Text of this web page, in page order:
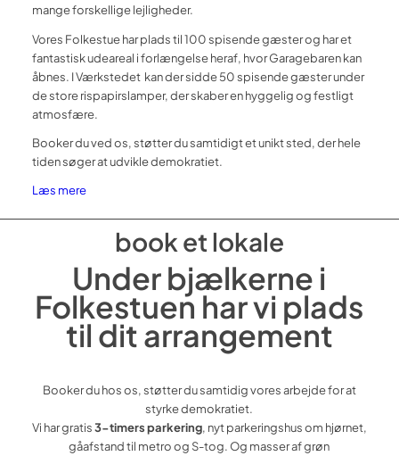
mange forskellige lejligheder.
Vores Folkestue har plads til 100 spisende gæster og har et
fantastisk udeareal i forlængelse heraf, hvor Garagebaren kan
åbnes. I Værkstedet kan der sidde 50 spisende gæster under
de store rispapirslamper, der skaber en hyggelig og festligt
atmosfære.
Booker du ved os, støtter du samtidigt et unikt sted, der hele
tiden søger at udvikle demokratiet.
Læs mere
book et lokale
Under bjælkerne i
Folkestuen har vi plads
til dit arrangement
Booker du hos os, støtter du samtidig vores arbejde for at
styrke demokratiet.
Vi har gratis3-timers parkering, nyt parkeringshus om hjørnet,
gåafstand til metro og S-tog. Og masser af grøn